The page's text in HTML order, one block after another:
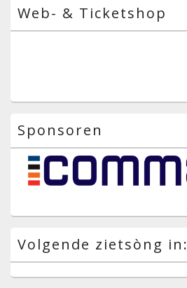
zijbalk
widget
Web- & Ticketshop
Sponsoren
Volgende zietsòng in: